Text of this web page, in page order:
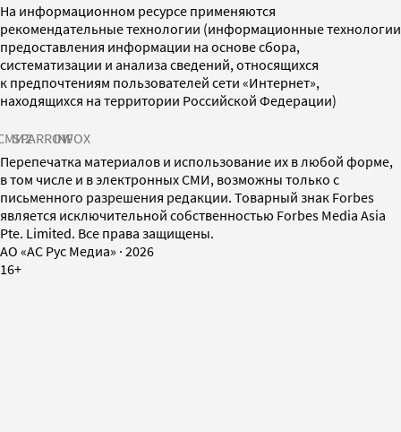
На информационном ресурсе применяются
рекомендательные технологии (информационные технологии
предоставления информации на основе сбора,
систематизации и анализа сведений, относящихся
к предпочтениям пользователей сети «Интернет»,
находящихся на территории Российской Федерации)
SPARROWINFOX
Перепечатка материалов и использование их в любой форме,
в том числе и в электронных СМИ, возможны только с
письменного разрешения редакции. Товарный знак Forbes
является исключительной собственностью Forbes Media Asia
Pte. Limited. Все права защищены.
AO «АС Рус Медиа» · 2026
16+